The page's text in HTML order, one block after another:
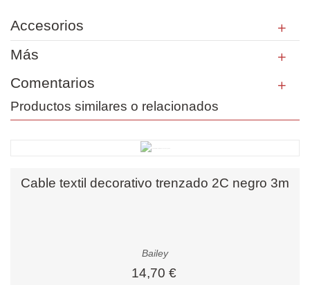
Accesorios
Más
Comentarios
Productos similares o relacionados
Cable textil decorativo trenzado 2C negro 3m
Bailey
14,70 €